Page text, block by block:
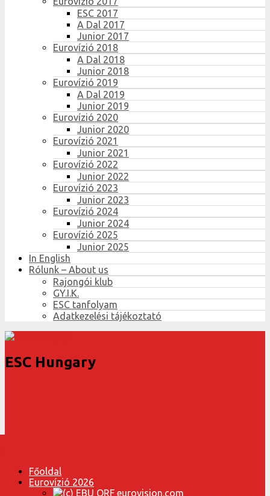
ESC 2017
A Dal 2017
Junior 2017
Eurovízió 2018
A Dal 2018
Junior 2018
Eurovízió 2019
A Dal 2019
Junior 2019
Eurovízió 2020
Junior 2020
Eurovízió 2021
Junior 2021
Eurovízió 2022
Junior 2022
Eurovízió 2023
Junior 2023
Eurovízió 2024
Junior 2024
Eurovízió 2025
Junior 2025
In English
Rólunk – About us
Rajongói klub
GY.I.K.
ESC tanfolyam
Adatkezelési tájékoztató
ESC Hungary
Főoldal
Eurovízió 2026